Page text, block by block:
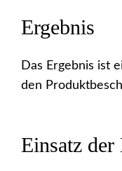
Ergebnis
Das Ergebnis ist
den
Einsatz der